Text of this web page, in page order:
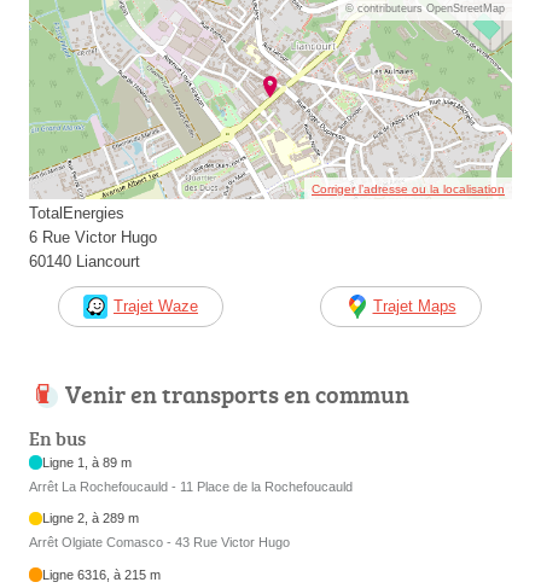
© contributeurs OpenStreetMap
Corriger l’adresse ou la localisation
TotalEnergies
6 Rue Victor Hugo
60140 Liancourt
Trajet Waze Trajet Maps
Venir en transports en commun
En bus
Ligne 1, à 89 m
Arrêt La Rochefoucauld - 11 Place de la Rochefoucauld
Ligne 2, à 289 m
Arrêt Olgiate Comasco - 43 Rue Victor Hugo
Ligne 6316, à 215 m